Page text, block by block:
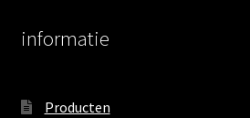
informatie
Producten